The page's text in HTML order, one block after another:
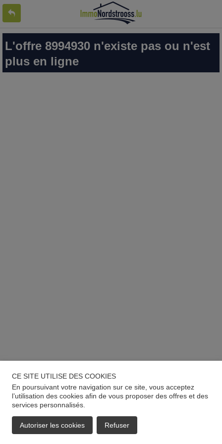
L'offre 8994930 n'existe pas ou n'est
plus en ligne
CE SITE UTILISE DES COOKIES
En poursuivant votre navigation sur ce site, vous acceptez
l’utilisation des cookies afin de vous proposer des offres et des
services personnalisés.
Autoriser les cookies Refuser